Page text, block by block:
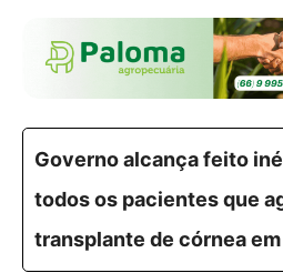
Governo alcança feito
todos os pacientes que
transplante de córnea